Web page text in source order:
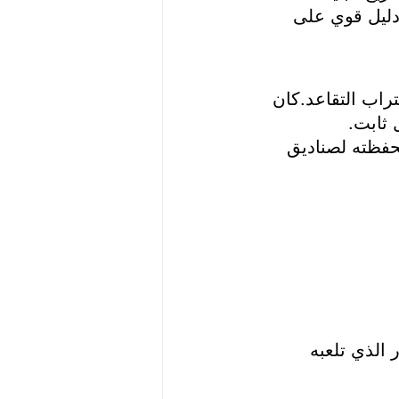
دليل قوي على
التقاعد.كان
ثابت.
مع الشريعة، خصص 35% من محفظته لصناديق
الذي تلعبه